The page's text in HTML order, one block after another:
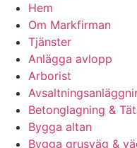
Hem
Om Markfirman
Tjänster
Anlägga avlopp
Arborist
Betonglagning &
Bygga altan
Bygga grusväg &